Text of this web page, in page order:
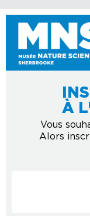
À
Vous
Alors